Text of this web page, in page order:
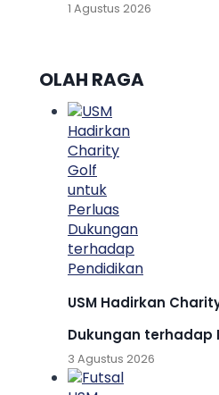
1 Agustus 2026
OLAH RAGA
USM Hadirkan
Dukungan terhadap
3 Agustus 2026